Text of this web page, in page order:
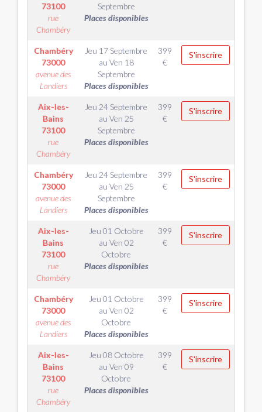
73100
rue
Chambéry
Septembre
Places disponibles
Chambéry
73000
avenue des
Landiers
Jeu 17 Septembre
au Ven 18
Septembre
Places disponibles
399
€
S'inscrire
Aix-les-
Bains
73100
rue
Chambéry
Jeu 24 Septembre
au Ven 25
Septembre
Places disponibles
399
€
S'inscrire
Chambéry
73000
avenue des
Landiers
Jeu 24 Septembre
au Ven 25
Septembre
Places disponibles
399
€
S'inscrire
Aix-les-
Bains
73100
rue
Chambéry
Jeu 01 Octobre
au Ven 02
Octobre
Places disponibles
399
€
S'inscrire
Chambéry
73000
avenue des
Landiers
Jeu 01 Octobre
au Ven 02
Octobre
Places disponibles
399
€
S'inscrire
Aix-les-
Bains
73100
rue
Chambéry
Jeu 08 Octobre
au Ven 09
Octobre
Places disponibles
399
€
S'inscrire